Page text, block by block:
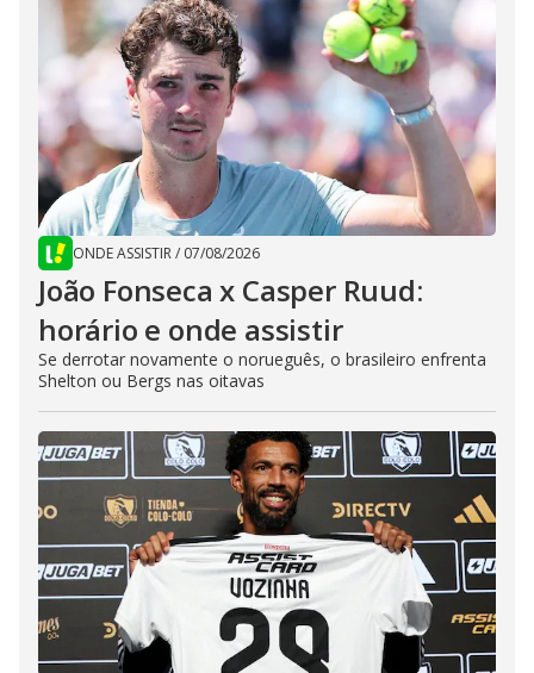
ONDE ASSISTIR/ 07/08/2026
João Fonseca x Casper Ruud:
horário e onde assistir
Se derrotar novamente o norueguês, o brasileiro enfrenta
Shelton ou Bergs nas oitavas